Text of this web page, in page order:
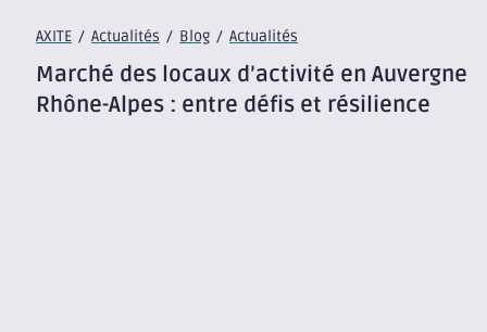
AXITE / Actualités / Blog / Actualités
Marché des locaux d’activité en Auvergne
Rhône-Alpes : entre défis et résilience